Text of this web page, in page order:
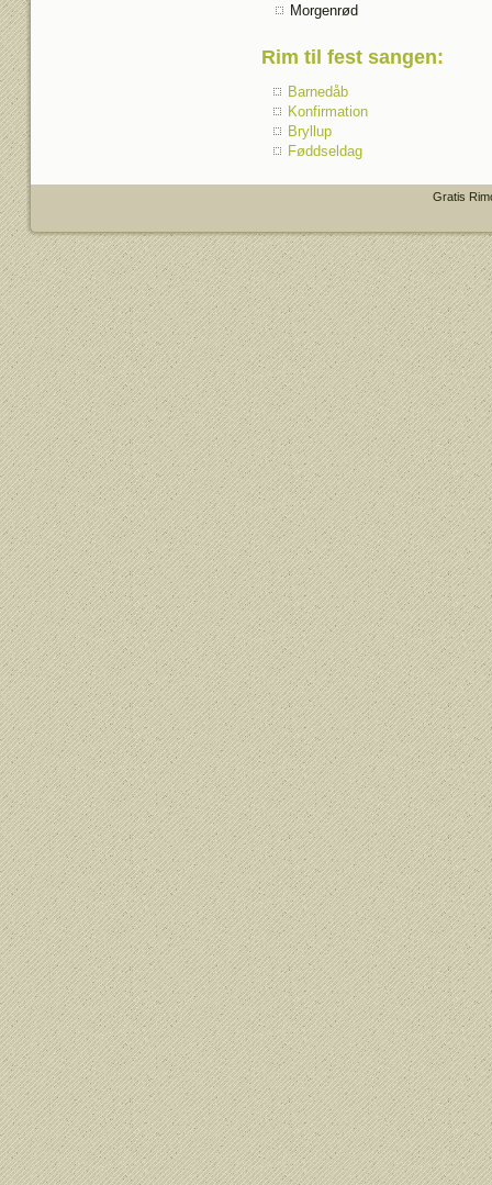
Morgenrød
Rim til fest sangen:
Barnedåb
Konfirmation
Bryllup
Føddseldag
Gratis